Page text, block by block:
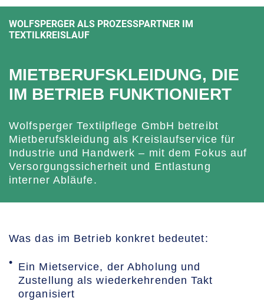
WOLFSPERGER ALS PROZESSPARTNER IM
TEXTILKREISLAUF
MIETBERUFSKLEIDUNG, DIE
IM BETRIEB FUNKTIONIERT
Wolfsperger Textilpflege GmbH betreibt
Mietberufskleidung als Kreislaufservice für
Industrie und Handwerk – mit dem Fokus auf
Versorgungssicherheit und Entlastung
interner Abläufe.
Was das im Betrieb konkret bedeutet:
Ein Mietservice, der Abholung und
Zustellung als wiederkehrenden Takt
organisiert